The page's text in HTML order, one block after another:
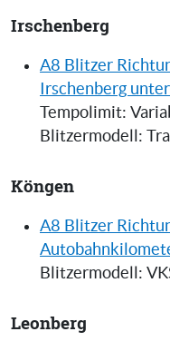
Irschenberg
A8 Blitzer
Irschenberg
Tempolimit:
Blitzermodell:
Köngen
A8 Blitzer
Blitzermodell:
Leonberg